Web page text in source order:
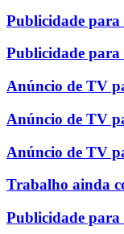
Publicidade para
Publicidade para
Anúncio de TV
Anúncio de TV
Anúncio de TV
Trabalho ainda
Publicidade para